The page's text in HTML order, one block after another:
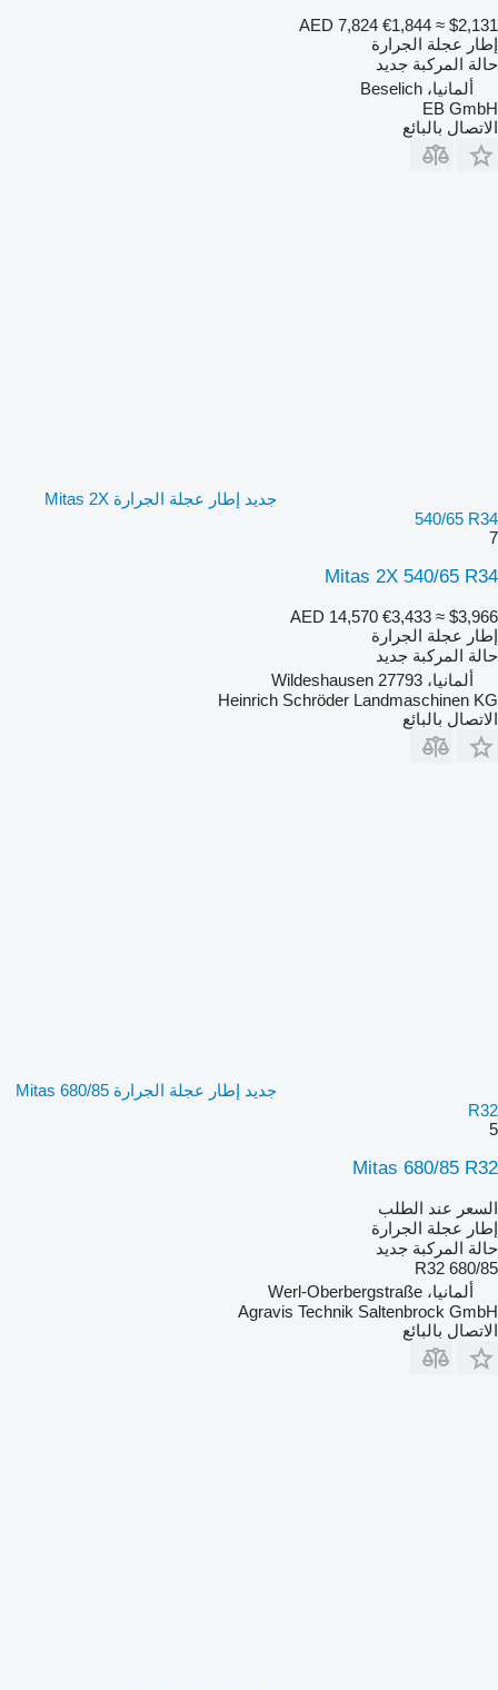
AED 7,824 €1,844 ≈ $2,131
إطار عجلة الجرارة
حالة المركبة جديد
ألمانيا، Beselich
EB GmbH
الاتصال بالبائع
جديد إطار عجلة الجرارة Mitas 2X
540/65 R34
7
Mitas 2X 540/65 R34
AED 14,570 €3,433 ≈ $3,966
إطار عجلة الجرارة
حالة المركبة جديد
ألمانيا، 27793 Wildeshausen
Heinrich Schröder Landmaschinen KG
الاتصال بالبائع
جديد إطار عجلة الجرارة Mitas 680/85
R32
5
Mitas 680/85 R32
السعر عند الطلب
إطار عجلة الجرارة
حالة المركبة جديد
680/85 R32
ألمانيا، Werl-Oberbergstraße
Agravis Technik Saltenbrock GmbH
الاتصال بالبائع